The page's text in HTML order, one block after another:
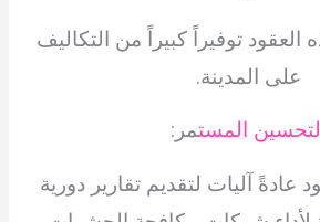
توفيراً كبيراً من التكاليف
على المدينة.
المستمر:
عادةً آليات لتقديم تقارير دورية